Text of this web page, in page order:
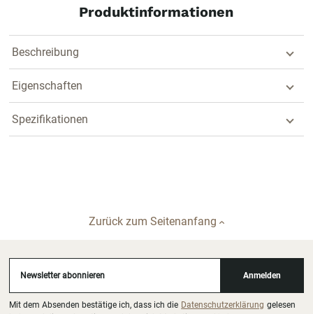
Produktinformationen
Beschreibung
Eigenschaften
Spezifikationen
Zurück zum Seitenanfang
Newsletter abonnieren Anmelden
Mit dem Absenden bestätige ich, dass ich die Datenschutzerklärung gelesen